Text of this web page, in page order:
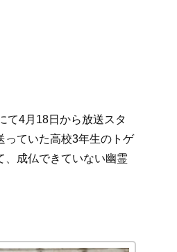
て4月18日から放送スタ
っていた高校3年生のトゲ
、成仏できていない幽霊